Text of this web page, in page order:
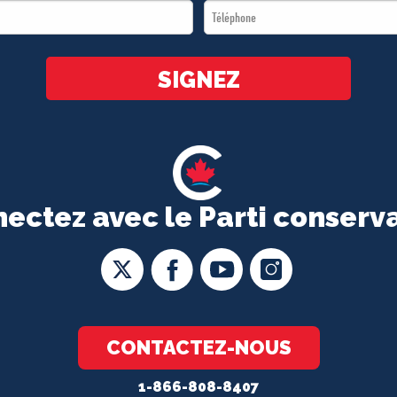
avec le Parti
CONTACTEZ-NOUS
1-866-808-8407
Téléphone
*
SIGNEZ